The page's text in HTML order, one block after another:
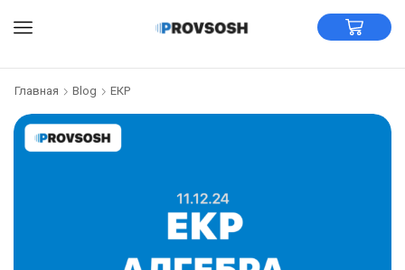
Главная Blog ЕКР